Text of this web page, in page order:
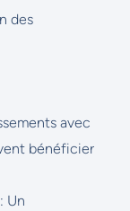
des
avec
bénéficier
Un